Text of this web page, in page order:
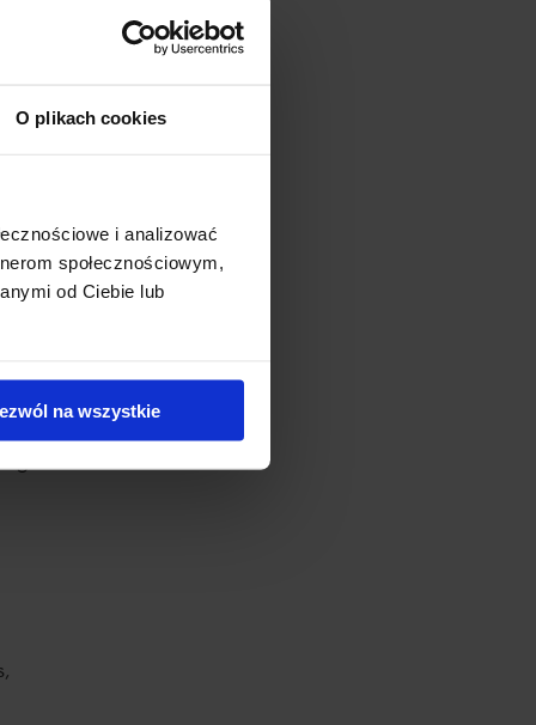
O plikach cookies
i analizować
społecznościowym,
od Ciebie lub
na wszystkie
toner?
partes.